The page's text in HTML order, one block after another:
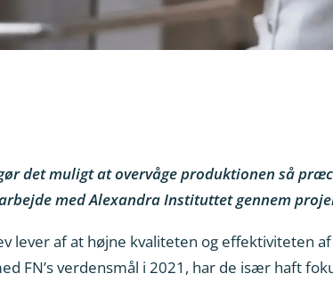
det muligt at overvåge produktionen så
med Alexandra Instituttet gennem
lever af at højne kvaliteten og effektiviteten
FN’s verdensmål i 2021, har de især haft